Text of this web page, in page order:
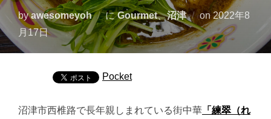
byawesomeyoh にGourmet、沼津 on投
稿
日:
2022年8
月17日
Pocket
沼津市西椎路で長年親しまれている街中華 「練翠（れ